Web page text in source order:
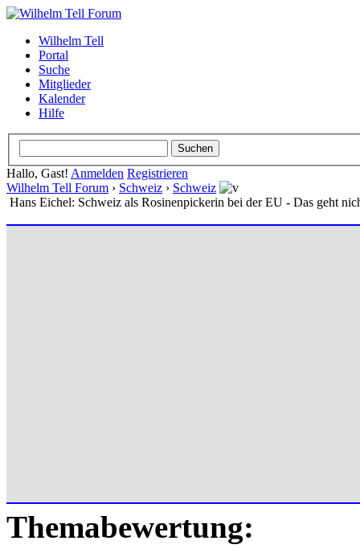
Wilhelm Tell
Portal
Suche
Mitglieder
Kalender
Hilfe
Hallo, Gast! Anmelden Registrieren
Wilhelm Tell Forum › Schweiz › Schweiz
Hans Eichel: Schweiz als Rosinenpickerin bei der EU - Das geht
Themabewertung: